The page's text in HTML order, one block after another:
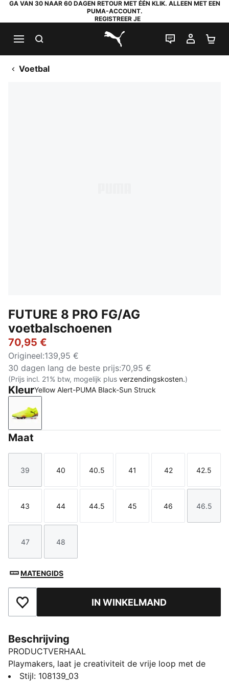
GA VAN 30 NAAR 60 DAGEN RETOUR MET ÉÉN KLIK. ALLEEN MET EEN
PUMA-ACCOUNT.
REGISTREER JE
PUMA.com
LIVE CHAT
MIJN
Voetbal
FUTURE 8 PRO FG/AG
voetbalschoenen
70,95 €
Origineel:139,95 €
30 dagen lang de beste prijs:70,95 €
(Prijs incl. 21% btw, mogelijk plus verzendingskosten.)
KleurYellow Alert-PUMA Black-Sun Struck
Yellow Alert-PUMA Black-Sun Struck
Maat
Maat
39
Maat
40
Maat
40.5
Maat
41
Maat
42
Maat
42.5
Maat
43
Maat
44
Maat
44.5
Maat
45
Maat
46
Maat
46.5
Maat
47
Maat
48
MATENGIDS
Toegevoegd aan favorietenIN WINKELMAND
Beschrijving
PRODUCTVERHAAL
Playmakers, laat je creativiteit de vrije loop met de
FUTURE 8 PRO.: een schoen die anders past, gemaakt
Stijl: 108139_03